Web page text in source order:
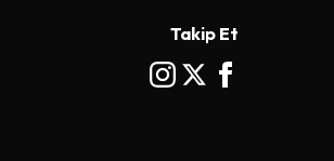
Takip Et